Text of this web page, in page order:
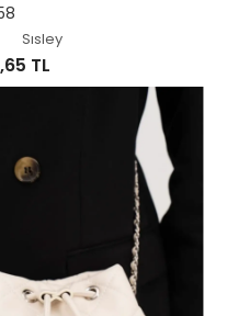
Sısley
TL